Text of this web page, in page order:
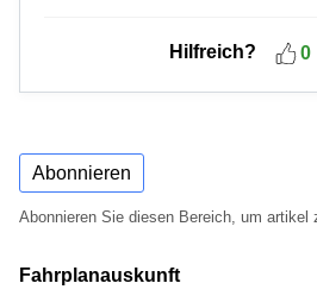
Hilfreich? 0
Abonnieren
Abonnieren Sie diesen Bereich, um artikel
Fahrplanauskunft